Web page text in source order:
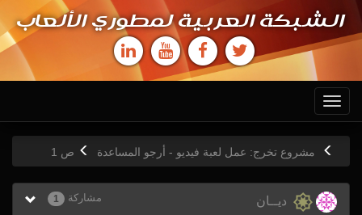
الشبكة العربية لمطوري الألعاب
Toggle
navigation
مشروع تخرج: عمل لعبة فيديو - أرجو المساعدة ص
ديــان مشاركة 1